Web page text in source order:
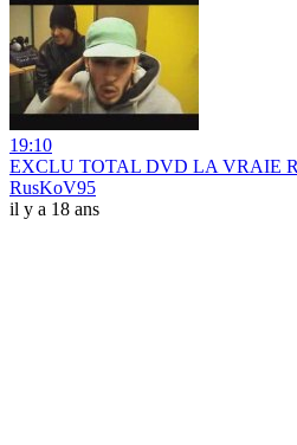
19:10
EXCLU TOTAL DVD LA VRAIE
RusKoV95
il y a 18 ans